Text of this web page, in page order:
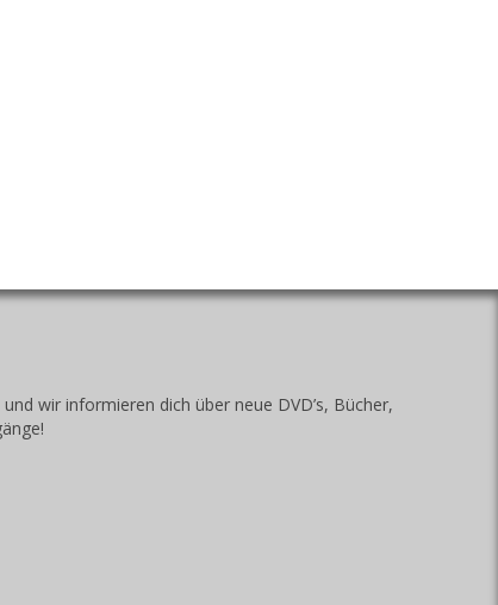
wir informieren dich über neue DVD’s, Bücher,